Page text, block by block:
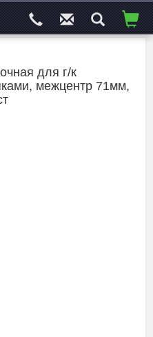
для г/к
межцентр 71мм,